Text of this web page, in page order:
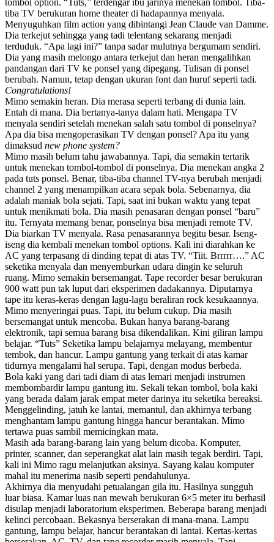
tiba TV berukuran home theater di hadapannya menyala.
Menyuguhkan film action yang dibintangi Jean Claude van Damme.
Dia terkejut sehingga yang tadi telentang sekarang menjadi
terduduk. “Apa lagi ini?” tanpa sadar mulutnya bergumam sendiri.
Dia yang masih melongo antara terkejut dan heran mengalihkan
pandangan dari TV ke ponsel yang dipegang. Tulisan di ponsel
berubah. Namun, tetap dengan ukuran font dan huruf seperti tadi.
Congratulations!
Mimo semakin heran. Dia merasa seperti terbang di dunia lain.
Entah di mana. Dia bertanya-tanya dalam hati. Mengapa TV
menyala sendiri setelah menekan salah satu tombol di ponselnya?
Apa dia bisa mengoperasikan TV dengan ponsel? Apa itu yang
dimaksud new phone system?
Mimo masih belum tahu jawabannya. Tapi, dia semakin tertarik
untuk menekan tombol-tombol di ponselnya. Dia menekan angka 2
pada tuts ponsel. Benar, tiba-tiba channel TV-nya berubah menjadi
channel 2 yang menampilkan acara sepak bola. Sebenarnya, dia
adalah maniak bola sejati. Tapi, saat ini bukan waktu yang tepat
untuk menikmati bola. Dia masih penasaran dengan ponsel “baru”
itu. Ternyata memang benar, ponselnya bisa menjadi remote TV.
Dia biarkan TV menyala. Rasa penasarannya begitu besar. Iseng-
iseng dia kembali menekan tombol options. Kali ini diarahkan ke
AC yang terpasang di dinding tepat di atas TV. “Tiit. Brrrrr….” AC
seketika menyala dan menyemburkan udara dingin ke seluruh
ruang. Mimo semakin bersemangat. Tape recorder besar berukuran
900 watt pun tak luput dari eksperimen dadakannya. Diputarnya
tape itu keras-keras dengan lagu-lagu beraliran rock kesukaannya.
Mimo menyeringai puas. Tapi, itu belum cukup. Dia masih
bersemangat untuk mencoba. Bukan hanya barang-barang
elektronik, tapi semua barang bisa dikendalikan. Kini giliran lampu
belajar. “Tuts” Seketika lampu belajarnya melayang, membentur
tembok, dan hancur. Lampu gantung yang terkait di atas kamar
tidurnya mengalami hal serupa. Tapi, dengan modus berbeda.
Bola kaki yang dari tadi diam di atas lemari menjadi instrumen
membombardir lampu gantung itu. Sekali tekan tombol, bola kaki
yang berada dalam jarak empat meter darinya itu seketika bereaksi.
Menggelinding, jatuh ke lantai, memantul, dan akhirnya terbang
menghantam lampu gantung hingga hancur berantakan. Mimo
tertawa puas sambil memicingkan mata.
Masih ada barang-barang lain yang belum dicoba. Komputer,
printer, scanner, dan seperangkat alat lain masih tegak berdiri. Tapi,
kali ini Mimo ragu melanjutkan aksinya. Sayang kalau komputer
mahal itu menerima nasib seperti pendahulunya.
Akhirnya dia menyudahi petualangan gila itu. Hasilnya sungguh
luar biasa. Kamar luas nan mewah berukuran 6×5 meter itu berhasil
disulap menjadi laboratorium eksperimen. Beberapa barang menjadi
kelinci percobaan. Bekasnya berserakan di mana-mana. Lampu
gantung, lampu belajar, hancur berantakan di lantai. Kertas-kertas